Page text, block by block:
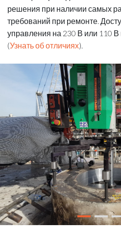
решения при наличии самых
требований при ремонте.
управления на 230 В или 110
(Узнать об отличиях).